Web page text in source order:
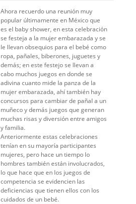
Ahora recuerdo una reunión muy
popular últimamente en México que
es el baby shower, en esta celebración
se festeja a la mujer embarazada y se
le llevan obsequios para el bebé como
ropa, pañales, biberones, juguetes y
demás; en este festejo se llevan a
cabo muchos juegos en donde se
adivina cuanto mide la panza de la
mujer embarazada, ahí también hay
concursos para cambiar de pañal a un
muñeco y demás juegos que generan
muchas risas y diversión entre amigos
y familia.
Anteriormente estas celebraciones
tenían en su mayoría participantes
mujeres, pero hace un tiempo lo
hombres también están involucrados,
lo que hace que en los juegos de
competencia se evidencien las
deficiencias que tienen ellos con los
cuidados de un bebé.